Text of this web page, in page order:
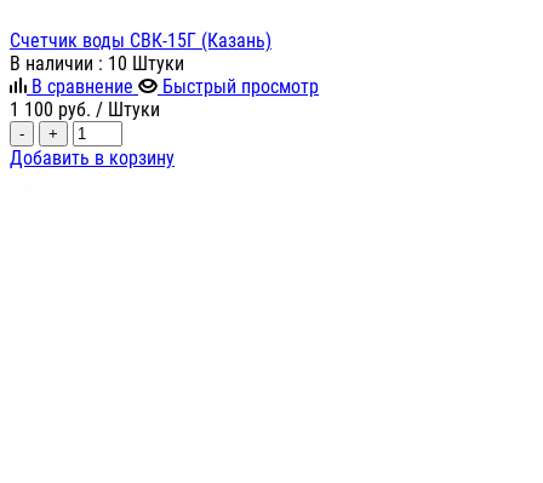
Счетчик воды СВК-15Г (Казань)
В наличии : 10 Штуки
В сравнение
Быстрый просмотр
1 100 руб. / Штуки
- +
Добавить в корзину